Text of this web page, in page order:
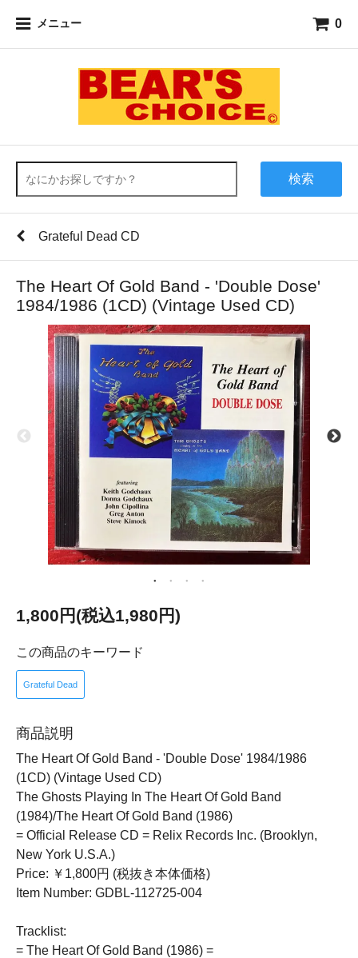
メニュー 0
検索
Grateful Dead CD
The Heart Of Gold Band - 'Double Dose'
1984/1986 (1CD) (Vintage Used CD)
1,800円(税込1,980円)
この商品のキーワード
Grateful Dead
商品説明
The Heart Of Gold Band - 'Double Dose' 1984/1986
(1CD) (Vintage Used CD)
The Ghosts Playing In The Heart Of Gold Band
(1984)/The Heart Of Gold Band (1986)
= Official Release CD = Relix Records Inc. (Brooklyn,
New York U.S.A.)
Price: ￥1,800円 (税抜き本体価格)
Item Number: GDBL-112725-004
Tracklist:
= The Heart Of Gold Band (1986) =